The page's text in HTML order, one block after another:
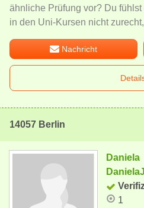
ähnliche Prüfung vor? Du
in den Uni-Kursen nicht
Nachricht
14057 Berlin
Daniela
DanielaJ
1